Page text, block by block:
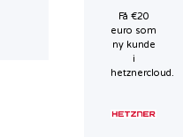
Få €20
euro som
ny kunde
i
hetznercloud.